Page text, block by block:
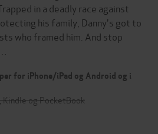
in a deadly race against
his family, Danny's got to
who framed him. And stop
for iPhone/iPad og Android og i
Kindle og PocketBook